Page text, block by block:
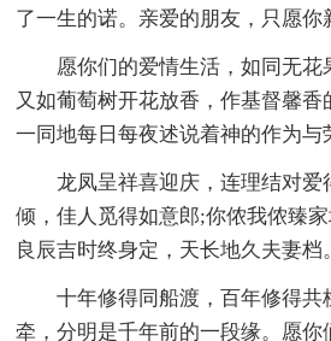
了一生的诺。亲爱的朋友，只愿你
愿你们的爱情生活，如同无花
又如葡萄树开花放香，作基督馨
一同地每日每夜述说着神的作为与
龙凤呈祥喜迎庆，连理结对爱
倾，佳人觅得如意郎;你侬我侬臻
良辰吉时终身定，天长地久夫妻档。
十年修得同船渡，百年修得共
牵，分明是千年前的一段缘。愿你